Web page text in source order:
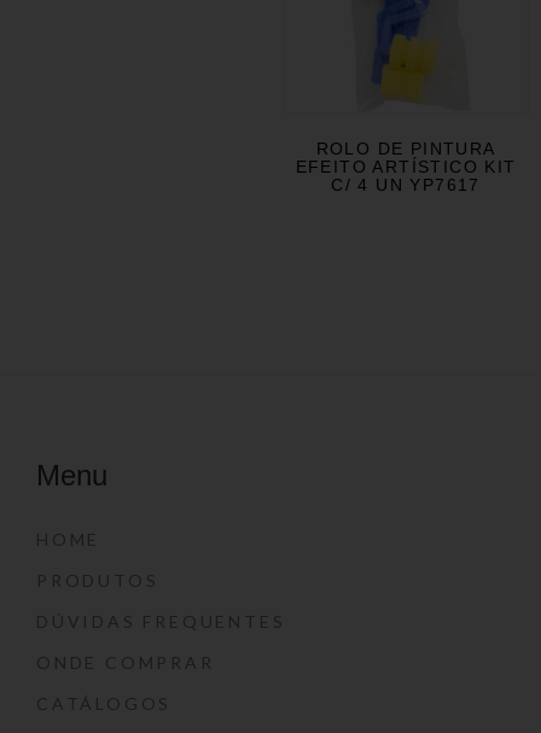
ROLO DE PINTURA
EFEITO ARTÍSTICO KIT
C/ 4 UN YP7617
Menu
HOME
PRODUTOS
DÚVIDAS FREQUENTES
ONDE COMPRAR
CATÁLOGOS